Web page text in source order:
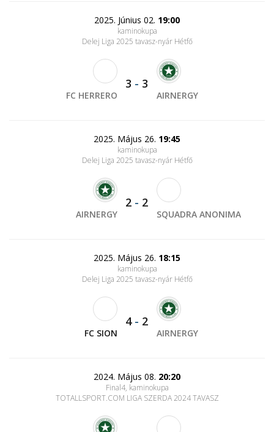
2025. Június 02. 19:00
kaminokupa
Delej Liga 2025 tavasz-nyár Hétfő
FC HERRERO
3 - 3
AIRNERGY
2025. Május 26. 19:45
kaminokupa
Delej Liga 2025 tavasz-nyár Hétfő
AIRNERGY
2 - 2
SQUADRA ANONIMA
2025. Május 26. 18:15
kaminokupa
Delej Liga 2025 tavasz-nyár Hétfő
FC SION
4- 2
AIRNERGY
2024. Május 08. 20:20
Final4, kaminokupa
TOTALLSPORT.COM LIGA SZERDA 2024 TAVASZ